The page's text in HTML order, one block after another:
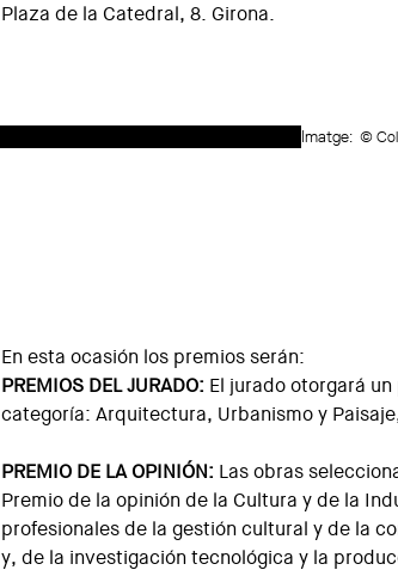
Plaza de la Catedral, 8. Girona.
Imatge: ©
En esta ocasión los premios serán:
PREMIOS DEL JURADO: El jurado otorgará
categoría: Arquitectura, Urbanismo y
PREMIO DE LA OPINIÓN: Las obras
Premio de la opinión de la Cultura y de la
profesionales de la gestión cultural y de la
y, de la investigación tecnológica y la